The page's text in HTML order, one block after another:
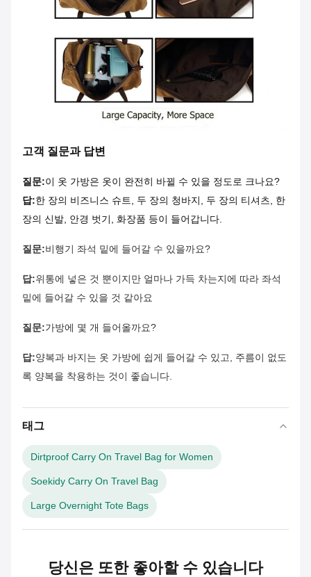
고객 질문과 답변
질문:이 옷 가방은 옷이 완전히 바뀔 수 있을 정도로 크나요?
답:한 장의 비즈니스 슈트, 두 장의 청바지, 두 장의 티셔츠, 한
장의 신발, 안경 벗기, 화장품 등이 들어갑니다.
질문:비행기 좌석 밑에 들어갈 수 있을까요?
답:위통에 넣은 것 뿐이지만 얼마나 가득 차는지에 따라 좌석
밑에 들어갈 수 있을 것 같아요
질문:가방에 몇 개 들어올까요?
답:양복과 바지는 옷 가방에 쉽게 들어갈 수 있고, 주름이 없도
록 양복을 착용하는 것이 좋습니다.
태그
Dirtproof Carry On Travel Bag for Women
Soekidy Carry On Travel Bag
Large Overnight Tote Bags
당신은 또한 좋아할 수 있습니다